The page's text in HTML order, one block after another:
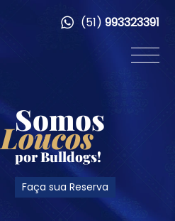
Somos
Loucos
por Bulldogs!
Faça sua Reserva
(51) 993323391